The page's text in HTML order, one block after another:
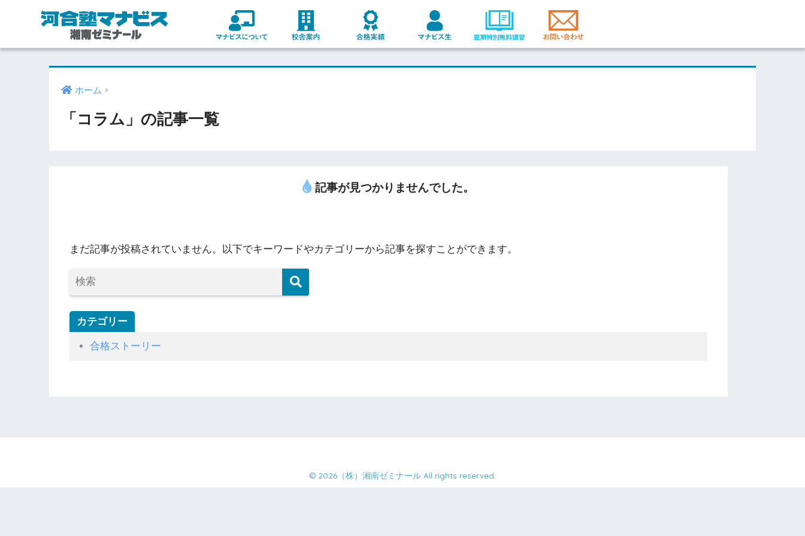
ホーム
「コラム」の記事一覧
記事が見つかりませんでした。
まだ記事が投稿されていません。以下でキーワードやカテゴリーから記事を探すことができます。
カテゴリー
合格ストーリー
© 2026（株）湘南ゼミナール All rights reserved.